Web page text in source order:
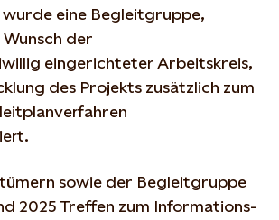
wurde eine Begleitgruppe,
der
eingerichteter Arbeitskreis,
des Projekts zusätzlich zum
sowie der Begleitgruppe
2025 Treffen zum Informations-